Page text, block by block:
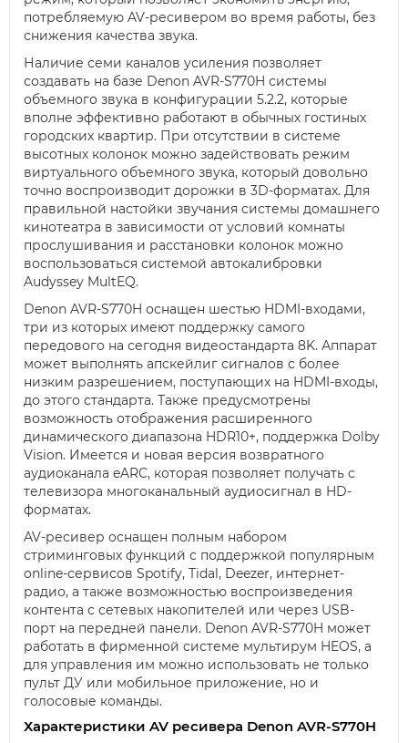
потребляемую AV-ресивером во время работы, без
снижения качества звука.
Наличие семи каналов усиления позволяет
создавать на базе Denon AVR-S770H системы
объемного звука в конфигурации 5.2.2, которые
вполне эффективно работают в обычных гостиных
городских квартир. При отсутствии в системе
высотных колонок можно задействовать режим
виртуального объемного звука, который довольно
точно воспроизводит дорожки в 3D-форматах. Для
правильной настойки звучания системы домашнего
кинотеатра в зависимости от условий комнаты
прослушивания и расстановки колонок можно
воспользоваться системой автокалибровки
Audyssey MultEQ.
Denon AVR-S770H оснащен шестью HDMI-входами,
три из которых имеют поддержку самого
передового на сегодня видеостандарта 8K. Аппарат
может выполнять апскейлиг сигналов с более
низким разрешением, поступающих на HDMI-входы,
до этого стандарта. Также предусмотрены
возможность отображения расширенного
динамического диапазона HDR10+, поддержка Dolby
Vision. Имеется и новая версия возвратного
аудиоканала eARC, которая позволяет получать с
телевизора многоканальный аудиосигнал в HD-
форматах.
AV-ресивер оснащен полным набором
стриминговых функций с поддержкой популярным
online-сервисов Spotify, Tidal, Deezer, интернет-
радио, а также возможностью воспроизведения
контента с сетевых накопителей или через USB-
порт на передней панели. Denon AVR-S770H может
работать в фирменной системе мультирум HEOS, а
для управления им можно использовать не только
пульт ДУ или мобильное приложение, но и
голосовые команды.
Характеристики AV ресивера Denon AVR-S770H